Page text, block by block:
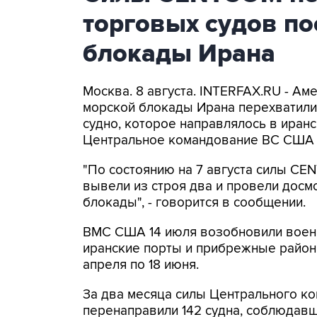
торговых судов
блокады Ирана
Москва. 8 августа. INTERFAX.RU -
морской блокады Ирана
судно, которое направлялось в
Центральное командование ВС США
"По состоянию на 7 августа силы
вывели из строя два и провели
блокады", - говорится в сообщении.
ВМС США 14 июля возобновили
иранские порты и прибрежные
апреля по 18 июня.
За два месяца силы Центрального
перенаправили 142 судна,